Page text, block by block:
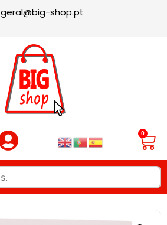
geral@big-shop.pt
0